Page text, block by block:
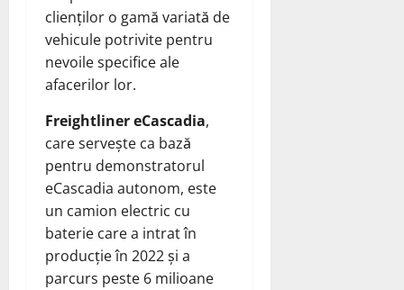
clienților o gamă variată de
vehicule potrivite pentru
nevoile specifice ale
afacerilor lor.
Freightliner eCascadia,
care servește ca bază
pentru demonstratorul
eCascadia autonom, este
un camion electric cu
baterie care a intrat în
producție în 2022 și a
parcurs peste 6 milioane